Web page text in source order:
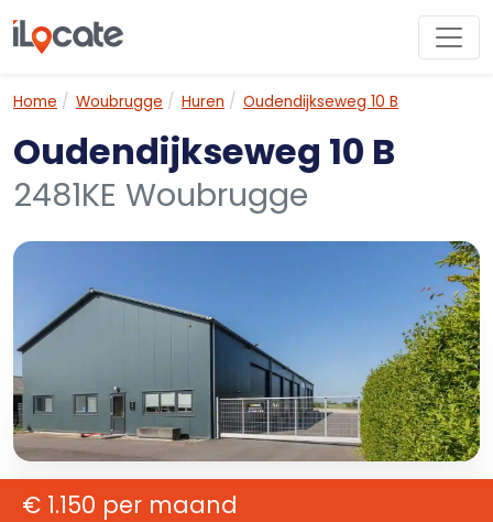
Home Woubrugge Huren Oudendijkseweg 10 B
Oudendijkseweg 10 B
2481KE Woubrugge
€ 1.150 per maand